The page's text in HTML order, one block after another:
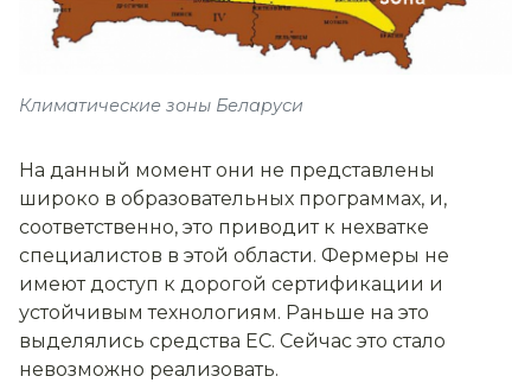
Климатические зоны Беларуси
На данный момент они не представлены
широко в образовательных программах, и,
соответственно, это приводит к нехватке
специалистов в этой области. Фермеры не
имеют доступ к дорогой сертификации и
устойчивым технологиям. Раньше на это
выделялись средства ЕС. Сейчас это стало
невозможно реализовать.